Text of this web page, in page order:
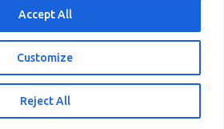
Customize
Reject All
Accept All